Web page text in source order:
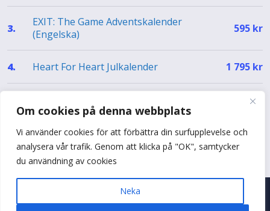
Om cookies på denna webbplats
Vi använder cookies för att förbättra din surfupplevelse och
analysera vår trafik. Genom att klicka på "OK", samtycker
du användning av cookies
Neka
3.
EXIT: The Game Adventskalender
(Engelska)
595 kr
4. Heart For Heart Julkalender 1 795 kr
499kr
Se hela topplistan